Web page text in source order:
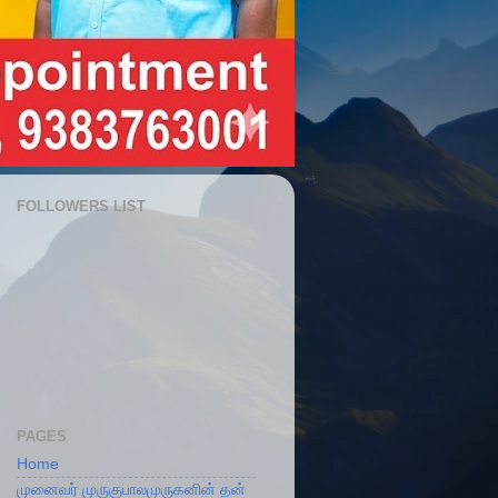
FOLLOWERS LIST
PAGES
Home
முனைவர் முருகுபாலமுருகனின் தன்